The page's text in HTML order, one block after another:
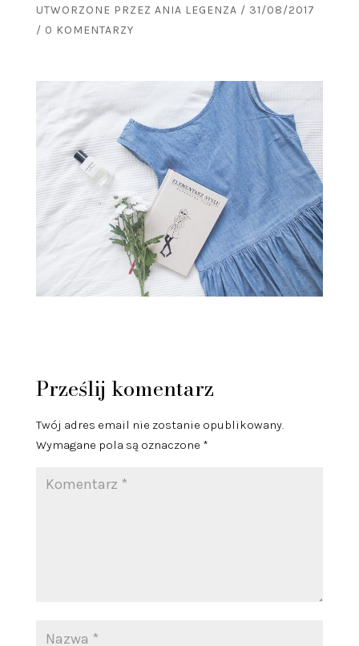
UTWORZONE PRZEZ ANIA LEGENZA / 31/08/2017
/ 0 KOMENTARZY
Prześlij komentarz
Twój adres email nie zostanie opublikowany.
Wymagane pola są oznaczone *